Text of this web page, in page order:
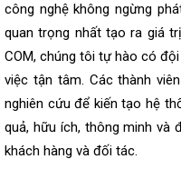
công nghệ không ngừng
quan trọng nhất tạo ra giá
COM, chúng tôi tự hào có
việc tận tâm. Các thành
nghiên cứu để kiến tạo hệ
quả, hữu ích, thông minh và
khách hàng và đối tác.